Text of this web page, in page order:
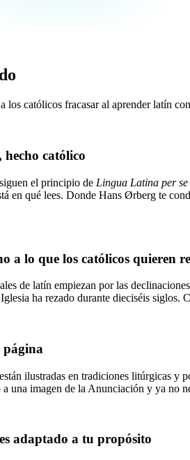
los católicos fracasar al aprender latín
católico
el principio de Lingua Latina per
en qué lees. Donde Hans Ørberg te
a lo que los católicos quieren
de latín empiezan por las
ha rezado durante dieciséis siglos.
página
ilustradas en tradiciones litúrgicas
a una imagen de la Anunciación y ya no
adaptado a tu propósito